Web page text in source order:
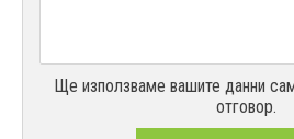
Ще използваме вашите данни
отговор.